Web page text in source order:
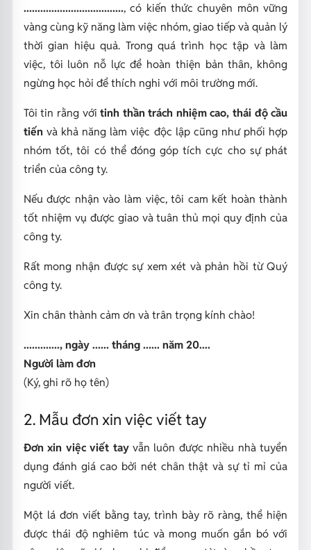
...................................., có kiến thức chuyên môn vững
vàng cùng kỹ năng làm việc nhóm, giao tiếp và quản lý
thời gian hiệu quả. Trong quá trình học tập và làm
việc, tôi luôn nỗ lực để hoàn thiện bản thân, không
ngừng học hỏi để thích nghi với môi trường mới.
Tôi tin rằng vớitinh thần trách nhiệm cao, thái độ cầu
tiến và khả năng làm việc độc lập cũng như phối hợp
nhóm tốt, tôi có thể đóng góp tích cực cho sự phát
triển của công ty.
Nếu được nhận vào làm việc, tôi cam kết hoàn thành
tốt nhiệm vụ được giao và tuân thủ mọi quy định của
công ty.
Rất mong nhận được sự xem xét và phản hồi từ Quý
công ty.
Xin chân thành cảm ơn và trân trọng kính chào!
............., ngày ...... tháng ...... năm 20....
Người làm đơn
(Ký, ghi rõ họ tên)
2. Mẫu đơn xin việc viết tay
Đơn xin việc viết tayvẫn luôn được nhiều nhà tuyển
dụng đánh giá cao bởi nét chân thật và sự tỉ mỉ của
người viết.
Một lá đơn viết bằng tay, trình bày rõ ràng, thể hiện
được thái độ nghiêm túc và mong muốn gắn bó với